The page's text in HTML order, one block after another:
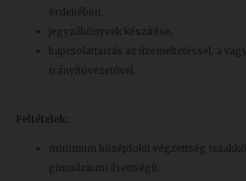
érdekében,
jegyzőkönyvek készítése,
kapcsolattartás az üzemeltetéssel, a
irányítóvezetővel.
Feltételek:
minimum középfokú végzettség
gimnáziumi érettségi),